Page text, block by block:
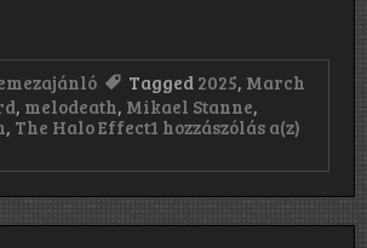
Tagged 2025, March
, melodeath, Mikael Stanne,
, The Halo Effect1 hozzászólás a(z)
Effect:
The